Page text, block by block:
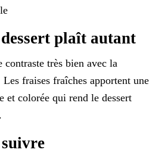
plaît autant
contraste très bien avec la
fraises fraîches apportent une
et colorée qui rend le dessert
suivre